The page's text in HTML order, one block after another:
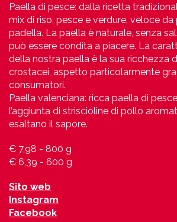
Paella di pesce: dalla ricetta
mix di riso, pesce e verdure, veloce da
padella. La paella è naturale, senza
può essere condita a piacere. La
della nostra paella è la sua ricchezza
crostacei, aspetto particolarmente
consumatori.
Paella valenciana: ricca paella di
l’aggiunta di striscioline di pollo
esaltano il sapore.
€ 7,98 - 800 g
€ 6,39 - 600 g
Sito web
Instagram
Facebook